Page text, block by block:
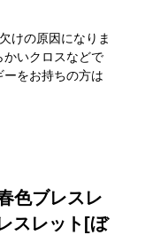
けの原因になりま
かいクロスなどで
をお持ちの方は
色ブレスレ
スレット[ぼ